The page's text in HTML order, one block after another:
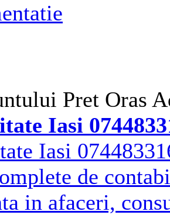
Pret Oras
Iasi
Iasi
de
in afaceri,